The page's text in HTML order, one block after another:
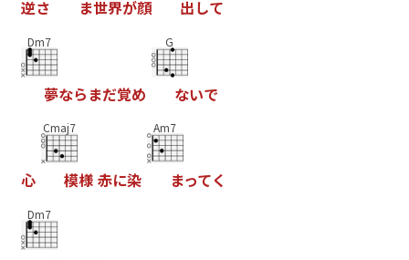
逆さ ま世界が顔 出して
Dm7
夢なら まだ覚め
G
ないで
心
Cmaj7
模様 赤に染
Am7
まってく
Dm7